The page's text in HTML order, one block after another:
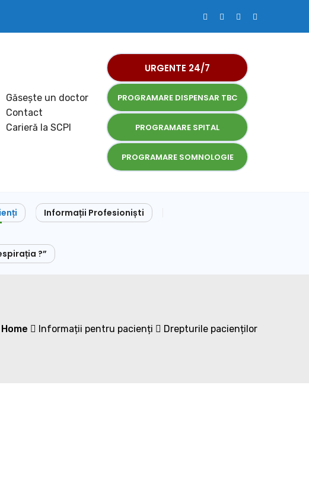
Găsește un doctor
Contact
Carieră la SCPI
URGENTE 24/7
PROGRAMARE DISPENSAR TBC
PROGRAMARE SPITAL
PROGRAMARE SOMNOLOGIE
Informații Profesioniști
?”
Home Informații pentru pacienți Drepturile pacienților